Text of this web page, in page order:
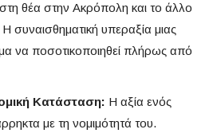
θέα στην Ακρόπολη και το άλλο
συναισθηματική υπεραξία μιας
να ποσοτικοποιηθεί πλήρως από
Κατάσταση: Η αξία ενός
με τη νομιμότητά του.